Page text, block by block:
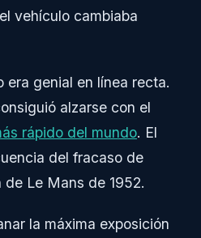
vehículo cambiaba
era genial en línea recta.
alzarse con el
rápido del mundo. El
del fracaso de
Le Mans de 1952.
la máxima exposición